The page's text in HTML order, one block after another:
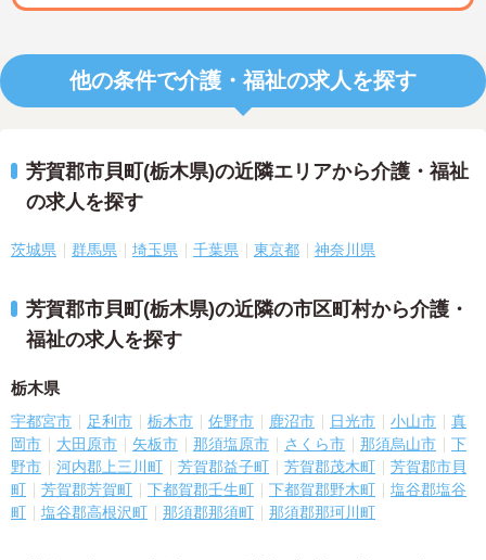
他の条件で介護・福祉の求人を探す
芳賀郡市貝町(栃木県)の近隣エリアから介護・福祉
の求人を探す
茨城県 群馬県 埼玉県 千葉県 東京都 神奈川県
芳賀郡市貝町(栃木県)の近隣の市区町村から介護・
福祉の求人を探す
栃木県
宇都宮市 足利市 栃木市 佐野市 鹿沼市 日光市 小山市
真
岡市
大田原市 矢板市 那須塩原市 さくら市 那須烏山市
下
野市
河内郡上三川町 芳賀郡益子町 芳賀郡茂木町
芳賀郡市貝
町
芳賀郡芳賀町 下都賀郡壬生町 下都賀郡野木町
塩谷郡塩谷
町
塩谷郡高根沢町 那須郡那須町 那須郡那珂川町